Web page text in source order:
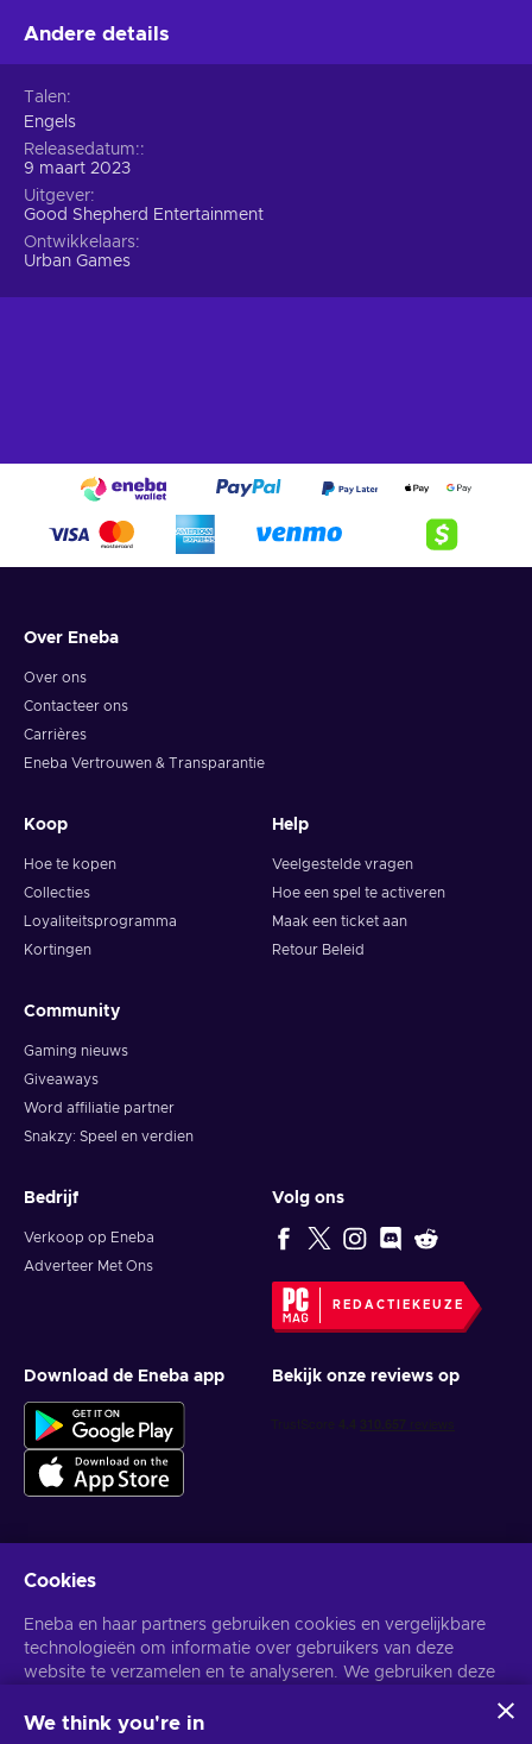
Andere details
Talen
Engels
Releasedatum:
9 maart 2023
Uitgever
Good Shepherd Entertainment
Ontwikkelaars
Urban Games
Over Eneba
Over ons
Contacteer ons
Carrières
Eneba Vertrouwen & Transparantie
Koop
Hoe te kopen
Collecties
Loyaliteitsprogramma
Kortingen
Help
Veelgestelde vragen
Hoe een spel te activeren
Maak een ticket aan
Retour Beleid
Community
Gaming nieuws
Giveaways
Word affiliatie partner
Snakzy: Speel en verdien
Bedrijf
Verkoop op Eneba
Adverteer Met Ons
Volg ons
REDACTIEKEUZE
Download de Eneba app Bekijk onze reviews op
Krijg gepersonaliseerde gameaanbiedingen
Abonneer
U kunt zich op elk gewenst moment afmelden. Bezoek dePrivacy
Cookies
Eneba en haar partners gebruiken cookies en vergelijkbare
technologieën om informatie over gebruikers van deze
website te verzamelen en te analyseren. We gebruiken deze
de site te verbeteren. Uw persoonlijke gegevens kunnen ook
We think you're in